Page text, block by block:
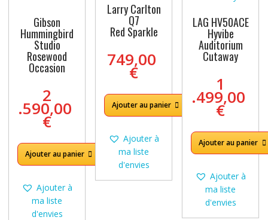
Gibson
Hummingbird
Studio
Rosewood
Occasion
2
.590,00
€
Ajouter au panier
Ajouter à
ma liste
d'envies
Larry Carlton
Q7
Red Sparkle
749,00
€
Ajouter au panier
Ajouter à
ma liste
d'envies
LAG HV50ACE
Hyvibe
Auditorium
Cutaway
1
.499,00
€
Ajouter au panier
Ajouter à
ma liste
d'envies